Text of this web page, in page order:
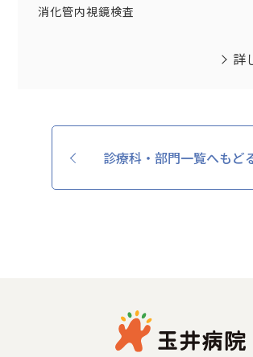
消化管内視鏡検査
詳
診療科・部門一覧へもど